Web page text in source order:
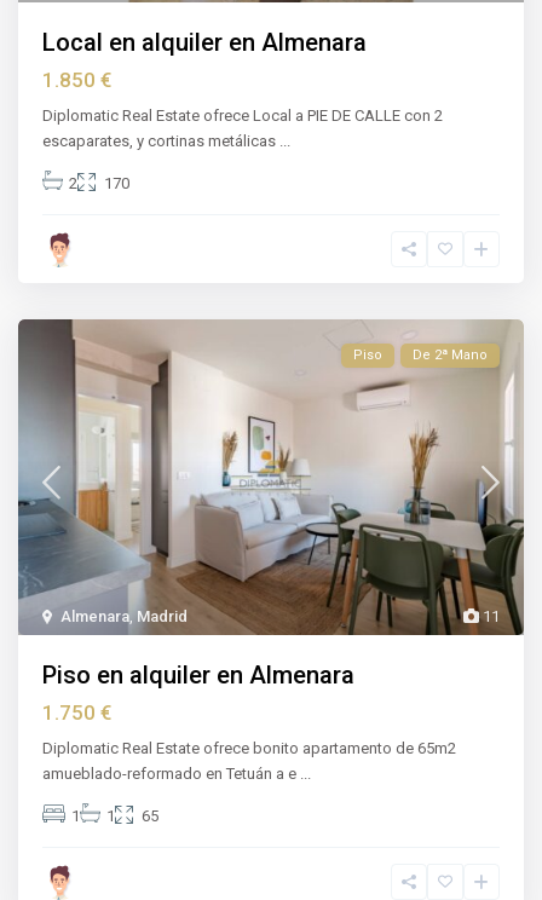
Local en alquiler en Almenara
1.850 €
Diplomatic Real Estate ofrece Local a PIE DE CALLE con 2
escaparates, y cortinas metálicas ...
2 170
11
Almenara, Madrid
Piso De 2ª Mano
Piso en alquiler en Almenara
1.750 €
Diplomatic Real Estate ofrece bonito apartamento de 65m2
amueblado-reformado en Tetuán a e ...
1 1 65